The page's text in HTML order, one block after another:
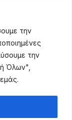
την
την
Όλων",